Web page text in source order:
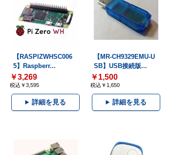
【RASPIZWHSC006
5】Raspberr...
￥3,269
税込￥3,595
詳細を見る
【MR-CH9329EMU-U
SB】USB接続版...
￥1,500
税込￥1,650
詳細を見る